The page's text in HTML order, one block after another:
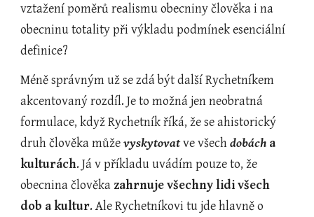
vztažení poměrů realismu obecniny člověka i na
obecninu totality při výkladu podmínek esenciální
definice?
Méně správným už se zdá být další Rychetníkem
akcentovaný rozdíl. Je to možná jen neobratná
formulace, když Rychetník říká, že se ahistorický
druh člověka může vyskytovat ve všech dobách a
kulturách. Já v příkladu uvádím pouze to, že
obecnina člověka zahrnuje všechny lidi všech
dob a kultur. Ale Rychetníkovi tu jde hlavně o